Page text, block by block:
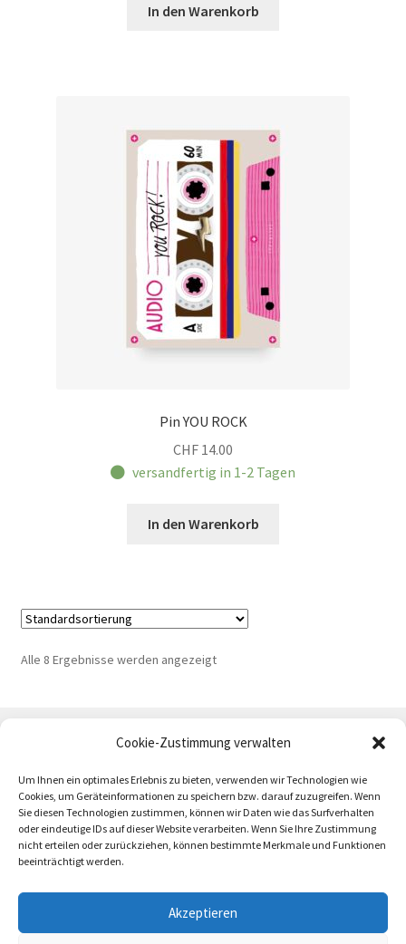
Cookie-Zustimmung verwalten
Um Ihnen ein optimales Erlebnis zu bieten, verwenden wir Technologien wie
Cookies, um Geräteinformationen zu speichern bzw. darauf zuzugreifen. Wenn
Sie diesen Technologien zustimmen, können wir Daten wie das Surfverhalten
oder eindeutige IDs auf dieser Website verarbeiten. Wenn Sie Ihre Zustimmung
nicht erteilen oder zurückziehen, können bestimmte Merkmale und Funktionen
beeinträchtigt werden.
Akzeptieren
In den Warenkorb
Pin YOU ROCK
CHF 14.00
versandfertig in 1-2 Tagen
In den Warenkorb
Alle 8 Ergebnisse werden angezeigt
AGB Zahlung und Versand Impressum